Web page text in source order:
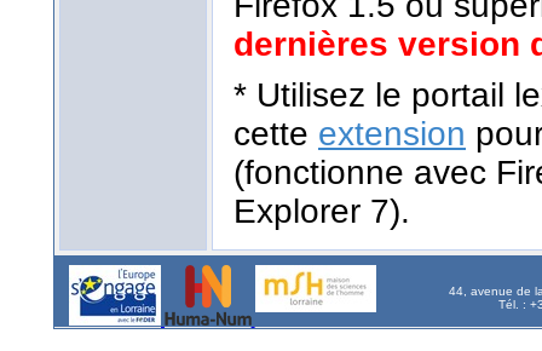
dernières version
* Utilisez le portail
cette extension
(fonctionne avec
Explorer 7).
44, avenue de
Tél. :